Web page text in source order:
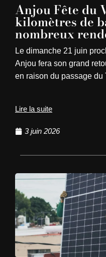
Anjou Fête du
kilomètres de
nombreux
Le dimanche 21 juin
Anjou fera son grand
en raison du passage
Lire la suite
3 juin 2026